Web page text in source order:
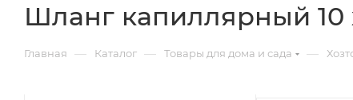
Шланг капиллярный 10
Главная — Каталог — Товары для дома и сада —